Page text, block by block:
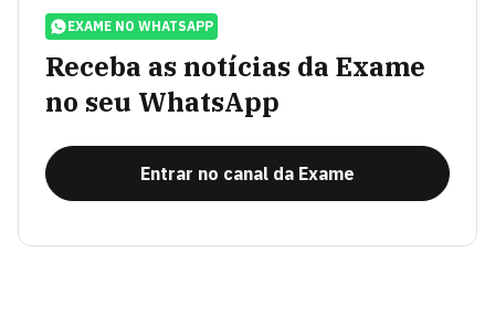
EXAME NO WHATSAPP
Receba as notícias da Exame
no seu WhatsApp
Entrar no canal da Exame